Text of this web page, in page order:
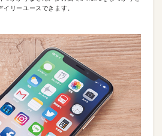
リーユースできます。